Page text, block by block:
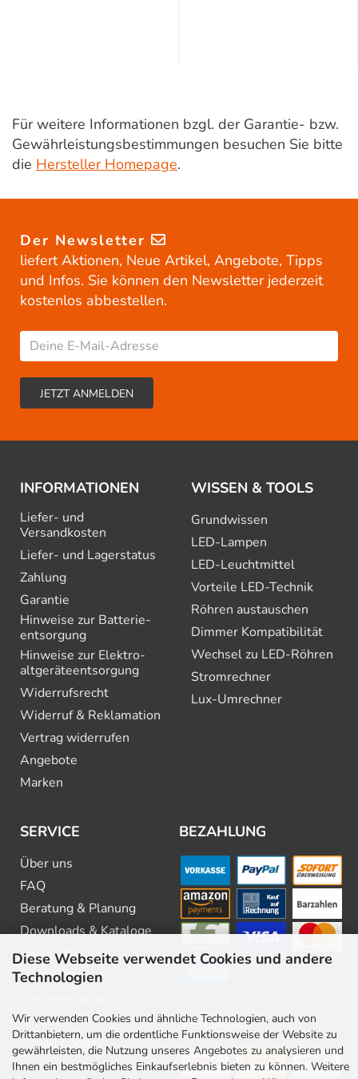
Diese Webseite verwendet Cookies und andere
Technologien
Wir verwenden Cookies und ähnliche Technologien, auch von
Drittanbietern, um die ordentliche Funktionsweise der Website zu
gewährleisten, die Nutzung unseres Angebotes zu analysieren und
Ihnen ein bestmögliches Einkaufserlebnis bieten zu können. Weitere
Für weitere Informationen bzgl. der Garantie- bzw.
Gewährleistungsbestimmungen besuchen Sie bitte
die Hersteller Homepage.
Der Newsletter
liefert Aktionen, Neue Artikel, Angebote, Tipps
und Infos. Sie können den Newsletter jederzeit
kostenlos abbestellen.
INFORMATIONEN
Liefer- und
Versandkosten
Liefer- und Lagerstatus
Zahlung
Garantie
Hinweise zur Batterie­
entsorgung
Hinweise zur Elektro­
altgeräte­entsorgung
Widerrufsrecht
Widerruf & Reklamation
Vertrag widerrufen
Angebote
Marken
WISSEN & TOOLS
Grundwissen
LED-Lampen
LED-Leuchtmittel
Vorteile LED-Technik
Röhren austauschen
Dimmer Kompatibilität
Wechsel zu LED-Röhren
Stromrechner
Lux-Umrechner
SERVICE
Über uns
FAQ
Beratung & Planung
Downloads & Kataloge
Newsletter
Barrierefreiheit
Kontakt
Rabatt Codes
BEZAHLUNG
VERSAND